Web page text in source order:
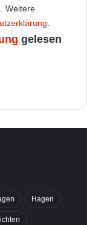
Weitere
.
gelesen
Hagen